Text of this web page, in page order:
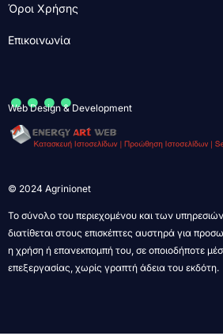
Όροι Χρήσης
Επικοινωνία
....
Web Design & Development
© 2024 Agrinionet
Το σύνολο του περιεχομένου και των
διατίθεται στους επισκέπτες αυστηρά για
η χρήση ή επανεκπομπή του, σε οποιοδήποτε
επεξεργασίας, χωρίς γραπτή άδεια του εκδότη.